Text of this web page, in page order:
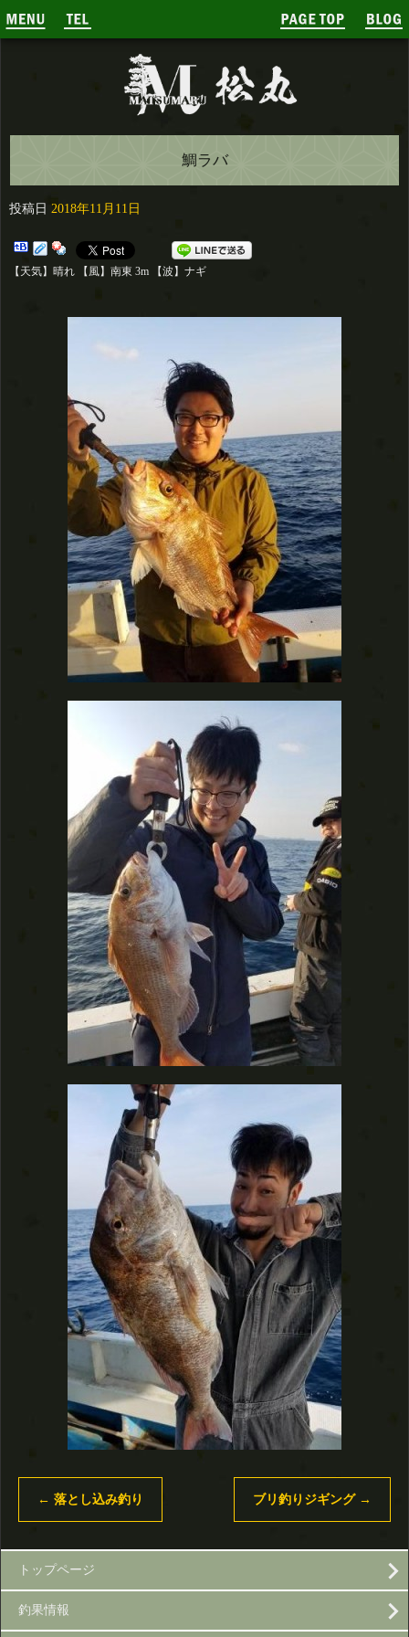
鯛ラバ
投稿日 2018年11月11日
【天気】晴れ 【風】南東 3m 【波】ナギ
← 落とし込み釣り ブリ釣りジギング →
トップページ
釣果情報